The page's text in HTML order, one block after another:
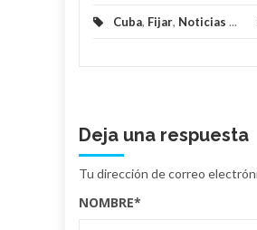
Cuba, Fijar, Noticias ...
Deja una respuesta
Tu dirección de correo
NOMBRE*